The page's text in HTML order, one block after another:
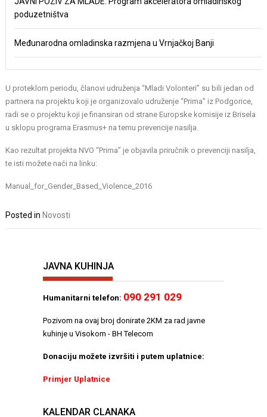
poduzetništva
Međunarodna omladinska razmjena u Vrnjačkoj Banji
U proteklom periodu, članovi udruženja “Mladi Volonteri” su bili jedan od
partnera na projektu koji je organizovalo udruženje “Prima” iz Podgorice,
radi se o projektu koji je finansiran od strane Europske komisije iz Brisela
u sklopu programa Erasmus+ na temu prevencije nasilja.
Kao rezultat projekta NVO “Prima” je objavila priručnik o prevenciji nasilja,
te isti možete naći na linku:
Manual_for_Gender_Based_Violence_2016
Posted inNovosti
JAVNA KUHINJA
Humanitarni telefon: 090 291 029
Pozivom na ovaj broj donirate 2KM za rad javne
kuhinje u Visokom - BH Telecom
Donaciju možete izvršiti i putem uplatnice:
Primjer Uplatnice
KALENDAR CLANAKA